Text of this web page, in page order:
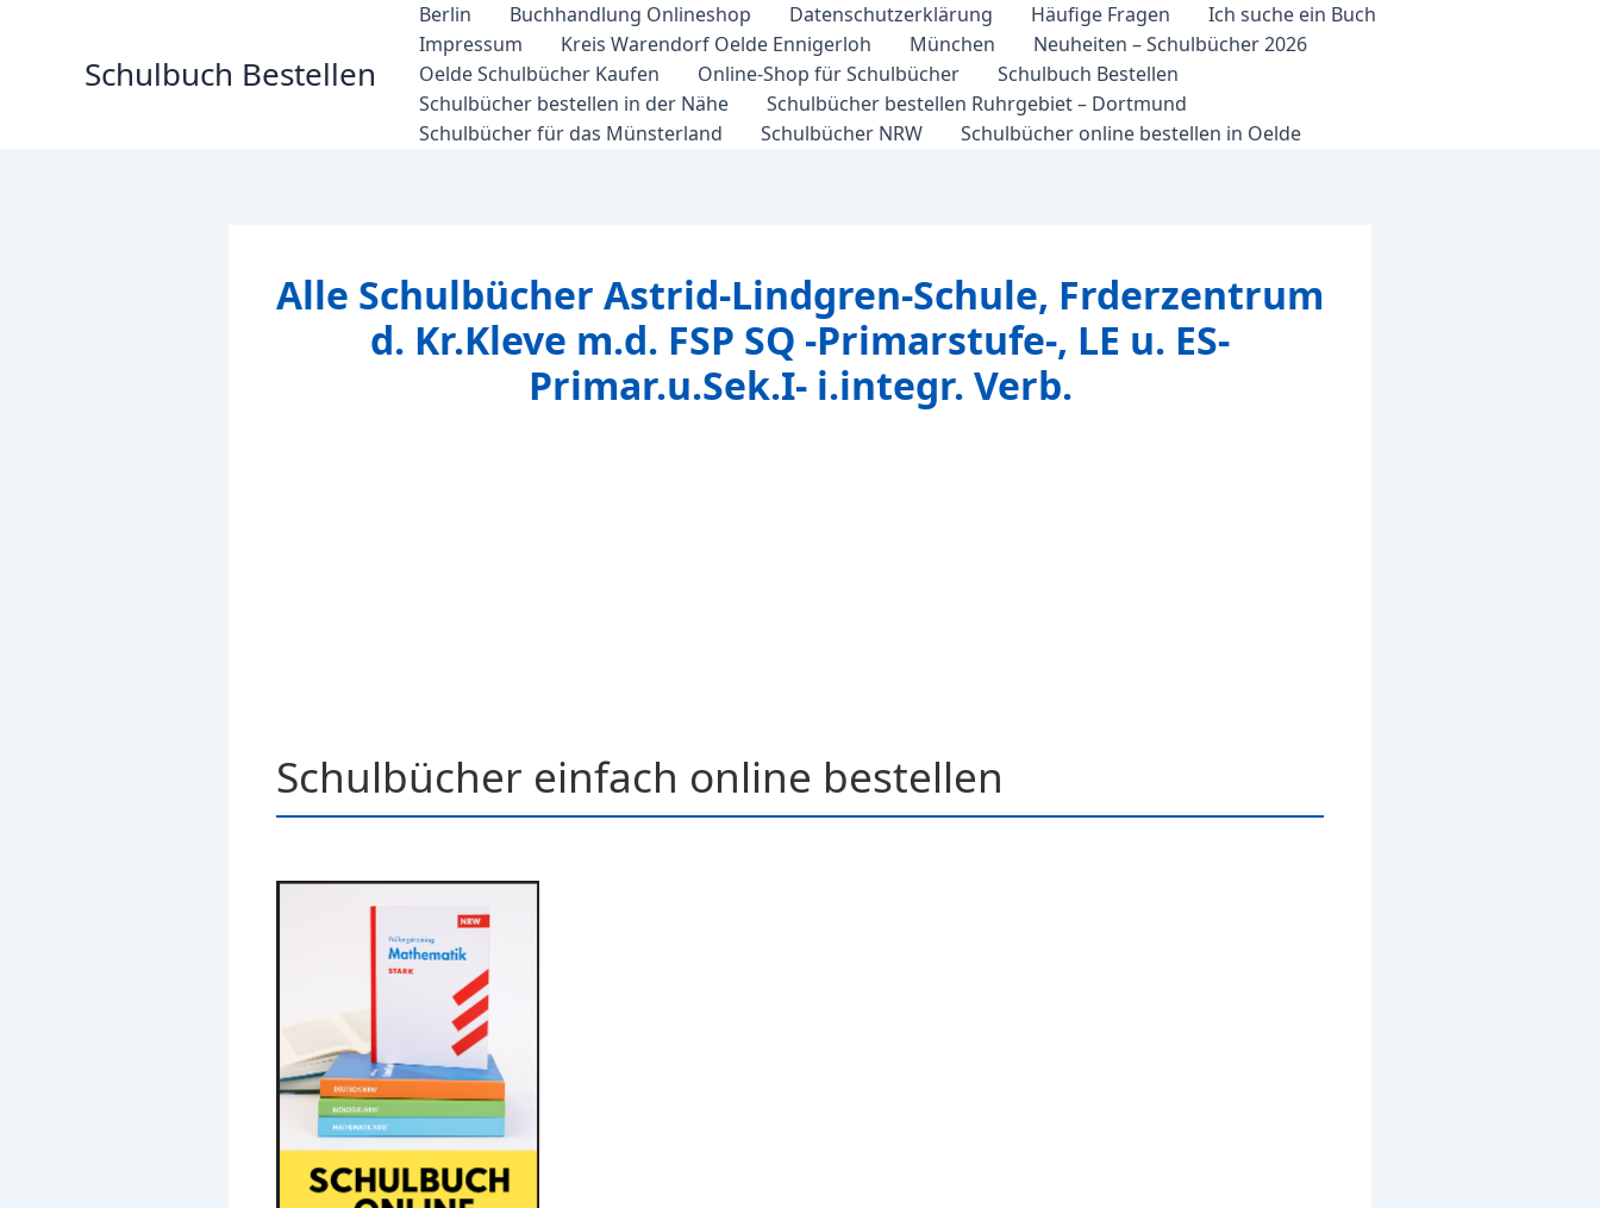
Schulbuch Bestellen
Berlin Buchhandlung Onlineshop Datenschutzerklärung Häufige Fragen
Ich suche ein Buch
Impressum
Kreis Warendorf Oelde Ennigerloh München
Neuheiten – Schulbücher 2026
Oelde Schulbücher Kaufen
Online-Shop für Schulbücher
Schulbuch Bestellen
Schulbücher bestellen in der Nähe
Schulbücher bestellen Ruhrgebiet – Dortmund
Schulbücher für das Münsterland
Schulbücher NRW Schulbücher online bestellen in Oelde
Alle Schulbücher Astrid-Lindgren-Schule, Frderzentrum
d. Kr.Kleve m.d. FSP SQ -Primarstufe-, LE u. ES-
Primar.u.Sek.I- i.integr. Verb.
Schulbücher einfach online bestellen